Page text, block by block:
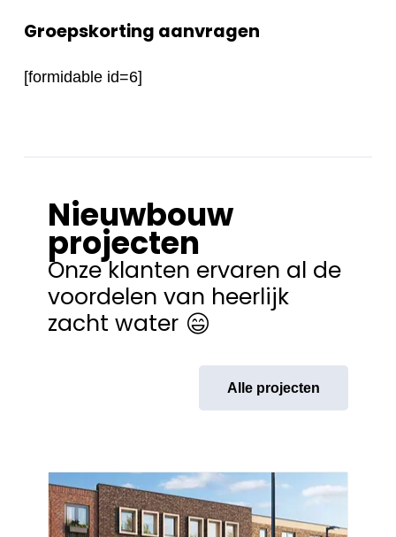
Groepskorting aanvragen
[formidable id=6]
Nieuwbouw
projecten
Onze klanten ervaren al de
voordelen van heerlijk
zacht water
Alle projecten